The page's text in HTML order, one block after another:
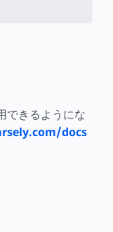
できるようにな
docs